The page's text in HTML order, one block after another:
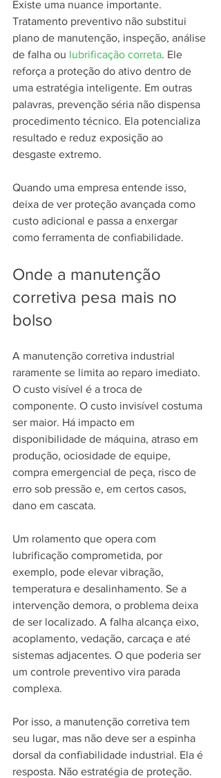
Existe uma nuance importante.
Tratamento preventivo não substitui
plano de manutenção, inspeção, análise
de falha ou lubrificação correta. Ele
reforça a proteção do ativo dentro de
uma estratégia inteligente. Em outras
palavras, prevenção séria não dispensa
procedimento técnico. Ela potencializa
resultado e reduz exposição ao
desgaste extremo.
Quando uma empresa entende isso,
deixa de ver proteção avançada como
custo adicional e passa a enxergar
como ferramenta de confiabilidade.
Onde a manutenção
corretiva pesa mais no
bolso
A manutenção corretiva industrial
raramente se limita ao reparo imediato.
O custo visível é a troca de
componente. O custo invisível costuma
ser maior. Há impacto em
disponibilidade de máquina, atraso em
produção, ociosidade de equipe,
compra emergencial de peça, risco de
erro sob pressão e, em certos casos,
dano em cascata.
Um rolamento que opera com
lubrificação comprometida, por
exemplo, pode elevar vibração,
temperatura e desalinhamento. Se a
intervenção demora, o problema deixa
de ser localizado. A falha alcança eixo,
acoplamento, vedação, carcaça e até
sistemas adjacentes. O que poderia ser
um controle preventivo vira parada
complexa.
Por isso, a manutenção corretiva tem
seu lugar, mas não deve ser a espinha
dorsal da confiabilidade industrial. Ela é
resposta. Não estratégia de proteção.